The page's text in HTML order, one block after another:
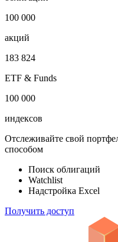
100 000
акций
183 824
ETF & Funds
100 000
индексов
Отслеживайте свой
способом
Поиск облигаций
Watchlist
Надстройка Excel
Получить доступ